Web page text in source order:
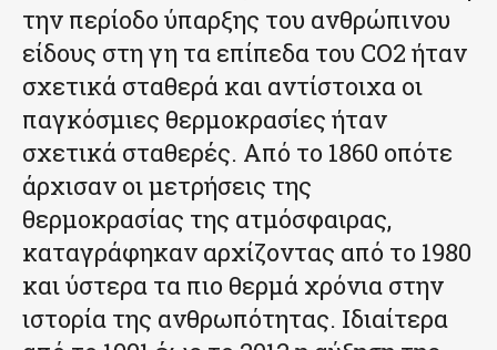
την περίοδο ύπαρξης του ανθρώπινου
είδους στη γη τα επίπεδα του CO2 ήταν
σχετικά σταθερά και αντίστοιχα οι
παγκόσμιες θερμοκρασίες ήταν
σχετικά σταθερές. Από το 1860 οπότε
άρχισαν οι μετρήσεις της
θερμοκρασίας της ατμόσφαιρας,
καταγράφηκαν αρχίζοντας από το 1980
και ύστερα τα πιο θερμά χρόνια στην
ιστορία της ανθρωπότητας. Ιδιαίτερα